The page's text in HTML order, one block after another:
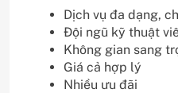
Dịch vụ đa dạng,
Đội ngũ kỹ thuật
Không gian sang
Giá cả hợp lý
Nhiều ưu đãi